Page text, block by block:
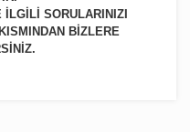
SORULARINIZI
BİZLERE